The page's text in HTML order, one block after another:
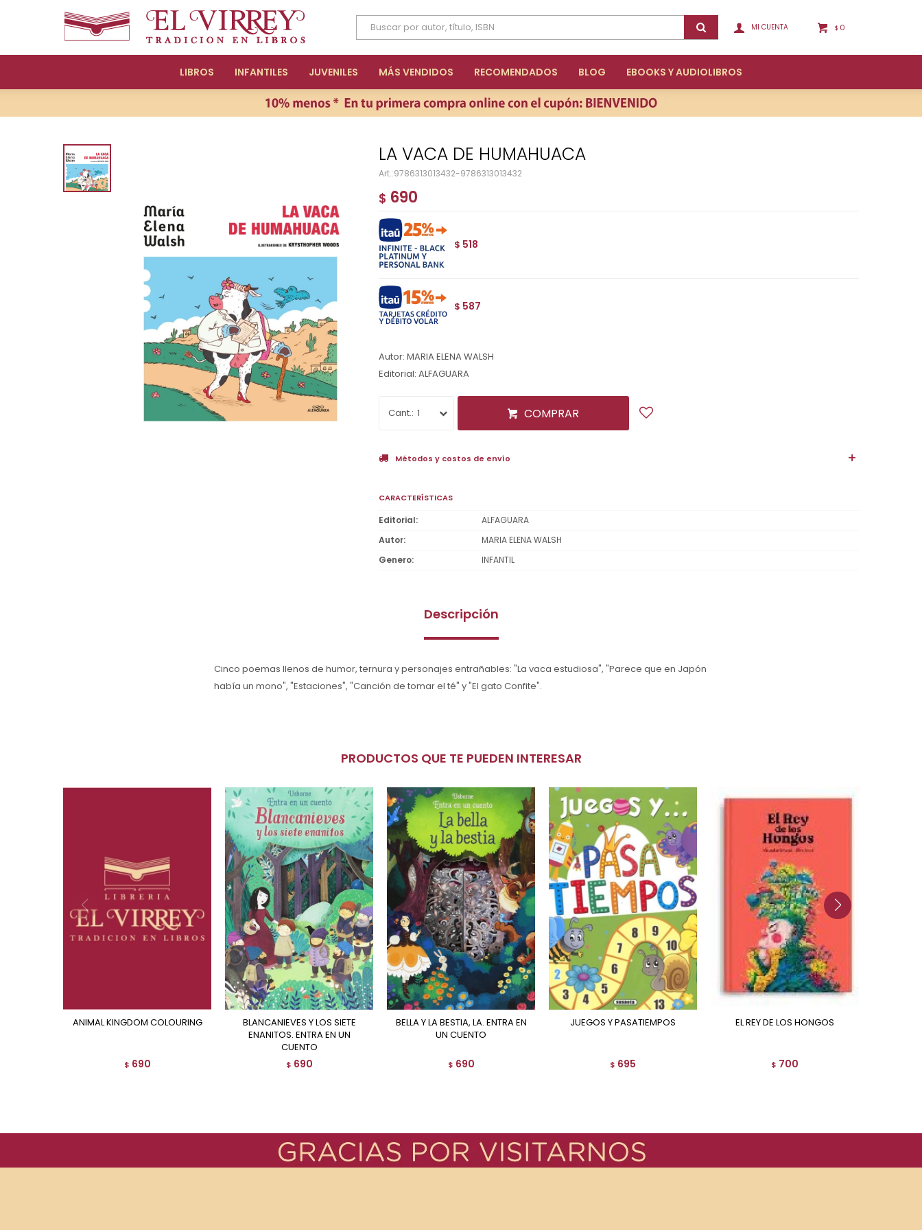
LIBROS INFANTILES JUVENILES MÁS VENDIDOS RECOMENDADOS BLOG EBOOKS Y AUDIOLIBROS
$ 0
LA VACA DE HUMAHUACA
9786313013432-9786313013432
$ 690
$ 518
$ 587
Autor: MARIA ELENA WALSH
Editorial: ALFAGUARA
1 COMPRAR
Métodos y costos de envío
CARACTERÍSTICAS
Editorial
ALFAGUARA
Autor
MARIA ELENA WALSH
Genero
INFANTIL
Descripción
Cinco poemas llenos de humor, ternura y personajes entrañables: "La vaca estudiosa", "Parece que en Japón
había un mono", "Estaciones", "Canción de tomar el té" y "El gato Confite".
PRODUCTOS QUE TE PUEDEN INTERESAR
ANIMAL KINGDOM COLOURING
$ 690
BLANCANIEVES Y LOS SIETE
ENANITOS. ENTRA EN UN
CUENTO
$ 690
BELLA Y LA BESTIA, LA. ENTRA EN
UN CUENTO
$ 690
JUEGOS Y PASATIEMPOS
$ 695
EL REY DE LOS HONGOS
$ 700